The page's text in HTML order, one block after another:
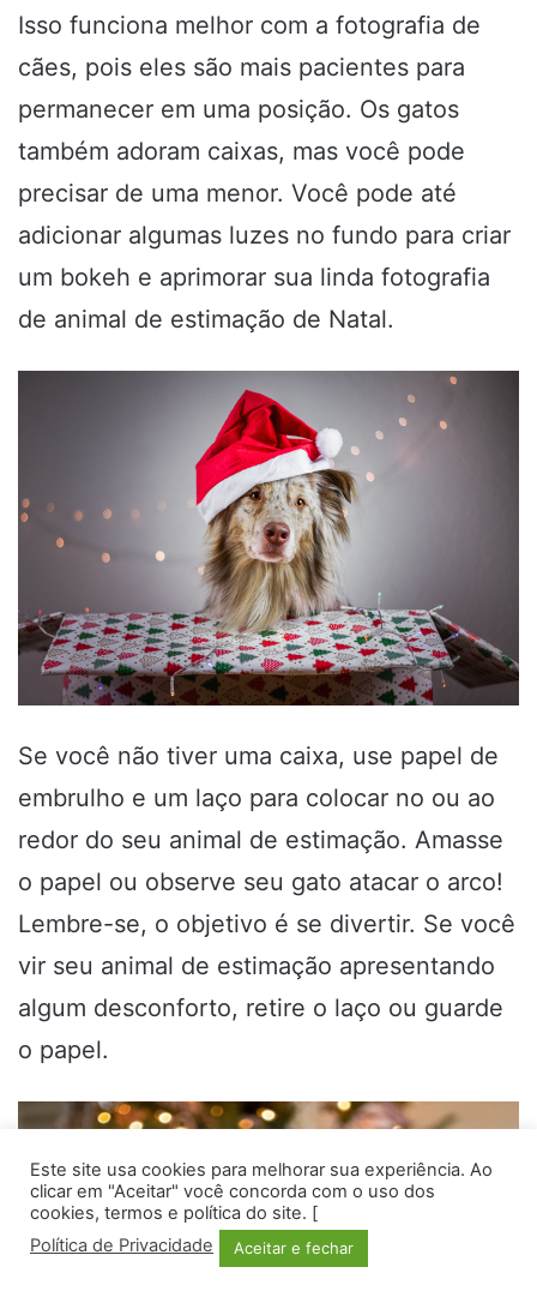
Isso funciona melhor com a fotografia de
cães, pois eles são mais pacientes para
permanecer em uma posição. Os gatos
também adoram caixas, mas você pode
precisar de uma menor. Você pode até
adicionar algumas luzes no fundo para criar
um bokeh e aprimorar sua linda fotografia
de animal de estimação de Natal.
Se você não tiver uma caixa, use papel de
embrulho e um laço para colocar no ou ao
redor do seu animal de estimação. Amasse
o papel ou observe seu gato atacar o arco!
Lembre-se, o objetivo é se divertir. Se você
vir seu animal de estimação apresentando
algum desconforto, retire o laço ou guarde
o papel.
Este site usa cookies para melhorar sua experiência. Ao
clicar em "Aceitar" você concorda com o uso dos
cookies, termos e política do site. [
Política de Privacidade
Aceitar e fechar